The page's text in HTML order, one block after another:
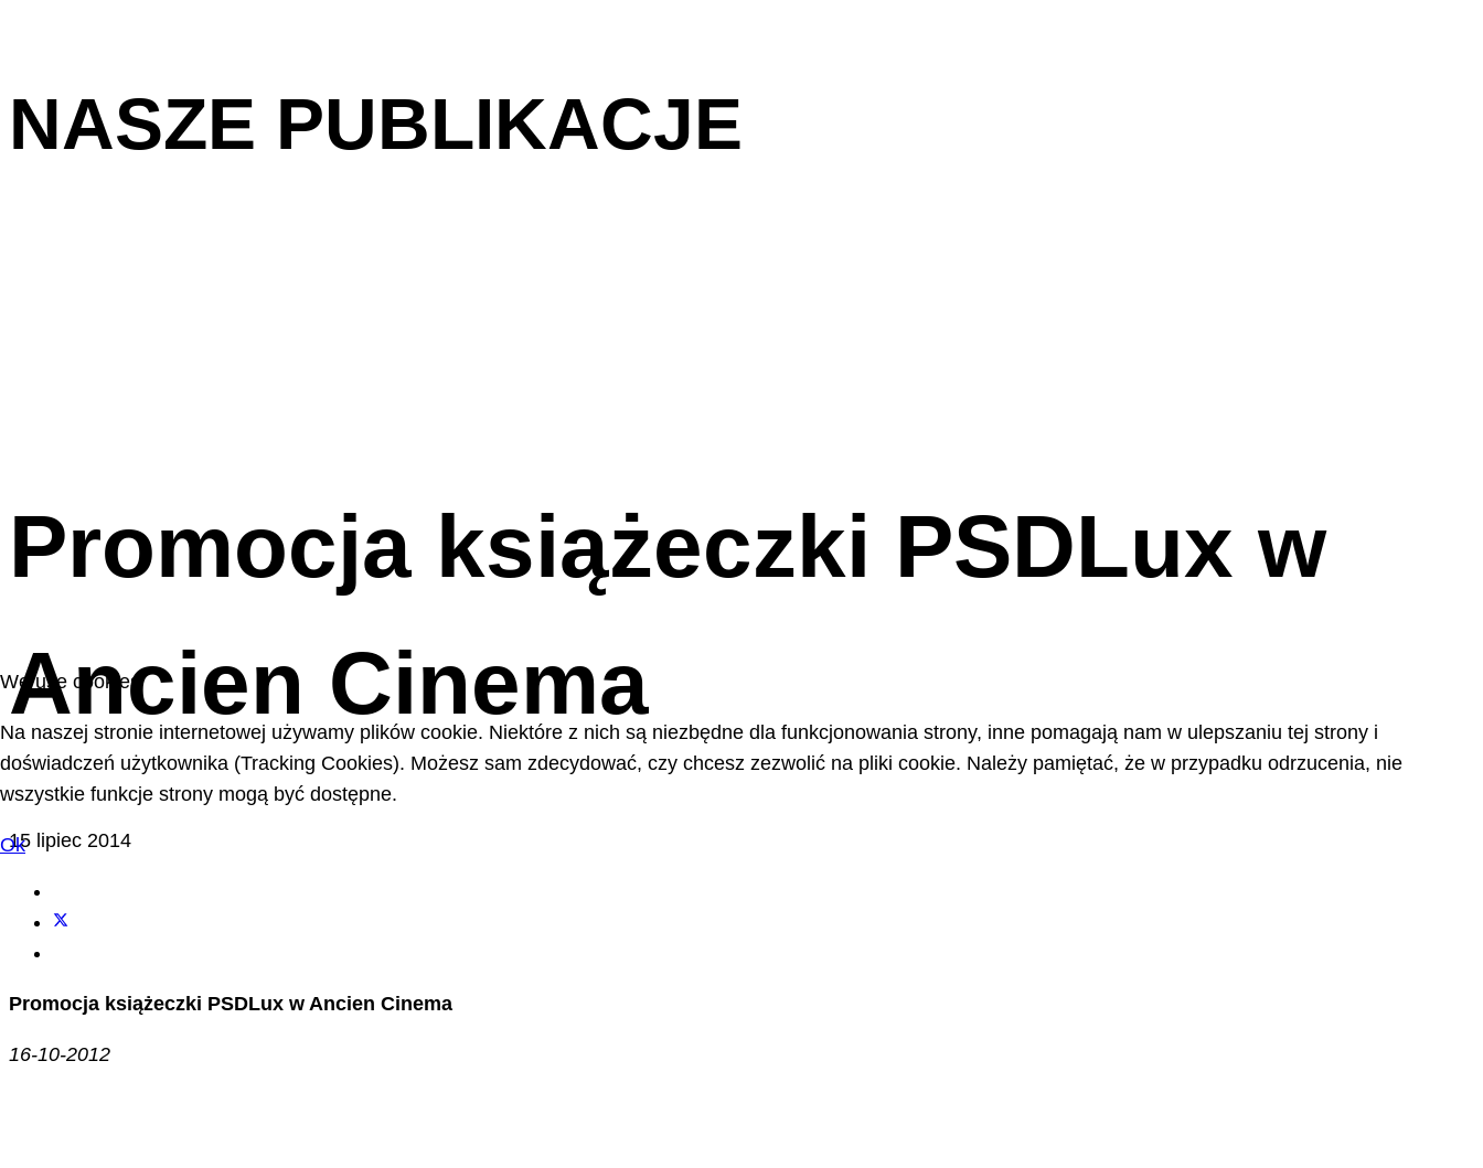
NASZE PUBLIKACJE
Promocja książeczki PSDLux w
Ancien Cinema
15 lipiec 2014
Promocja książeczki PSDLux w Ancien Cinema
16-10-2012
We use cookies
Na naszej stronie internetowej używamy plików cookie. Niektóre z nich są niezbędne dla funkcjonowania strony, inne pomagają nam w ulepszaniu tej strony i
doświadczeń użytkownika (Tracking Cookies). Możesz sam zdecydować, czy chcesz zezwolić na pliki cookie. Należy pamiętać, że w przypadku odrzucenia, nie
wszystkie funkcje strony mogą być dostępne.
Ok